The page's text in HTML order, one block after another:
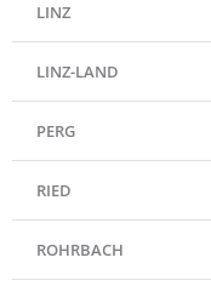
LINZ
LINZ-LAND
PERG
RIED
ROHRBACH